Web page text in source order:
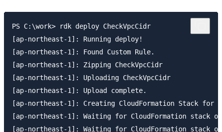
PS C:\work> rdk deploy CheckVpcCidr
[ap-northeast-1]: Running deploy!
[ap-northeast-1]: Found Custom Rule.
[ap-northeast-1]: Zipping CheckVpcCidr
[ap-northeast-1]: Uploading CheckVpcCidr
[ap-northeast-1]: Upload complete.
[ap-northeast-1]: Creating CloudFormation Stack for
[ap-northeast-1]: Waiting for CloudFormation stack
[ap-northeast-1]: Waiting for CloudFormation stack